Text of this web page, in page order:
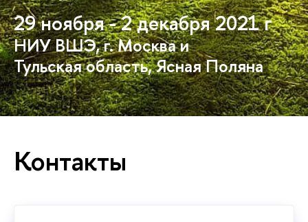
29 ноября - 2 декабря 2021 г
НИУ ВШЭ, г. Москва и
Тульская область, Ясная Поляна
Контакты